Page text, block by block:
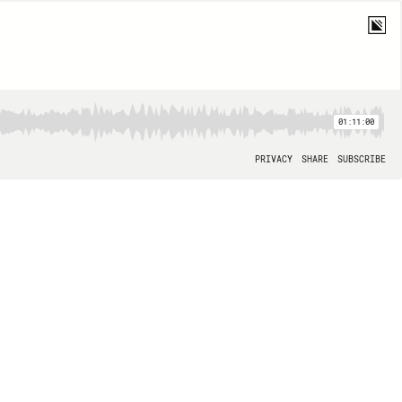
01:11:00
PRIVACY SHARE SUBSCRIBE